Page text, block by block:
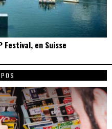
en Suisse